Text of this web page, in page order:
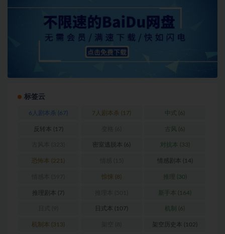
标签云
6人剧本杀 (67) 7人剧本杀 (17) 中式 (6)
反转本 (17) 古风 (6)
密室逃脱本 (6) 对抗本 (33)
恐怖本 (221) 情感剧本 (14)
惊悚 (8) 推理 (30)
推理剧本 (7) 新手本 (164)
日式本 (107) 机制 (6)
机制本 (313) 架空历史本 (102)